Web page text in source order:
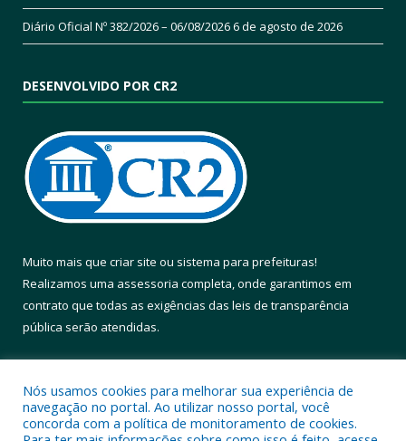
Diário Oficial Nº 382/2026 – 06/08/20266 de agosto de 2026
DESENVOLVIDO POR CR2
Muito mais que criar site ou sistema para prefeituras!
Realizamos uma assessoria completa, onde garantimos em
contrato que todas as exigências das leis de transparência
pública serão atendidas.
Nós usamos cookies para melhorar sua experiência de
navegação no portal. Ao utilizar nosso portal, você
concorda com a política de monitoramento de cookies.